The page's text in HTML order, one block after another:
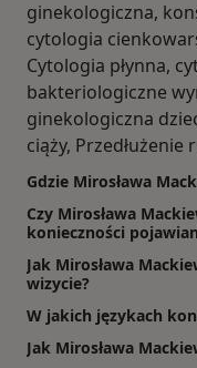
ginekologiczna,
cytologia
Cytologia płynna,
bakteriologiczne
ginekologiczna
ciąży, Przedłużenie
Gdzie Mirosława
Czy Mirosława
konieczności
Jak Mirosława
wizycie?
W jakich językach
Jak Mirosława